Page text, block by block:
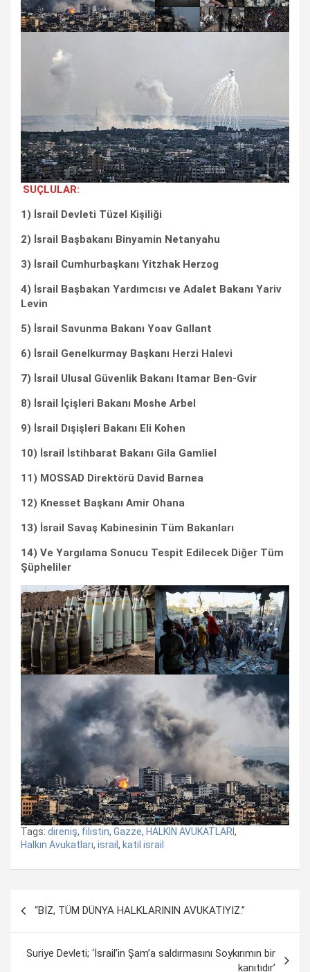
SUÇLULAR:
1) İsrail Devleti Tüzel Kişiliği
2) İsrail Başbakanı Binyamin Netanyahu
3) İsrail Cumhurbaşkanı Yitzhak Herzog
4) İsrail Başbakan Yardımcısı ve Adalet Bakanı Yariv
Levin
5) İsrail Savunma Bakanı Yoav Gallant
6) İsrail Genelkurmay Başkanı Herzi Halevi
7) İsrail Ulusal Güvenlik Bakanı Itamar Ben-Gvir
8) İsrail İçişleri Bakanı Moshe Arbel
9) İsrail Dışişleri Bakanı Eli Kohen
10) İsrail İstihbarat Bakanı Gila Gamliel
11) MOSSAD Direktörü David Barnea
12) Knesset Başkanı Amir Ohana
13) İsrail Savaş Kabinesinin Tüm Bakanları
14) Ve Yargılama Sonucu Tespit Edilecek Diğer Tüm
Şüpheliler
Tags: direniş, filistin, Gazze, HALKIN AVUKATLARI,
Halkın Avukatları, israil , katil israil
“BİZ, TÜM DÜNYA HALKLARININ AVUKATIYIZ.”
Suriye Devleti; ‘İsrail’in Şam’a saldırmasını Soykırımın bir
kanıtıdır’